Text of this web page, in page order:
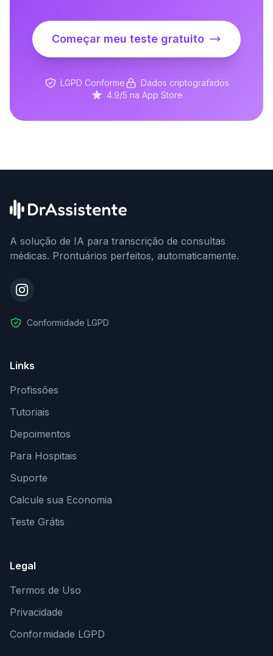
Começar meu teste gratuito
LGPD Conforme
Dados criptografados
4.9/5 na App Store
A solução de IA para transcrição de consultas
médicas. Prontuários perfeitos, automaticamente.
Conformidade LGPD
Links
Profissões
Tutoriais
Depoimentos
Para Hospitais
Suporte
Calcule sua Economia
Teste Grátis
Legal
Termos de Uso
Privacidade
Conformidade LGPD